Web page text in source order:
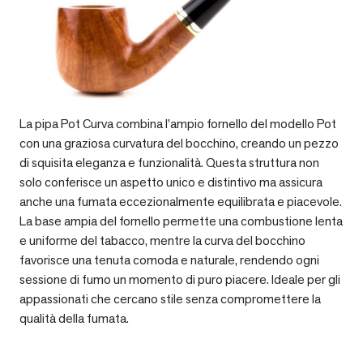
La pipa Pot Curva combina l’ampio fornello del modello Pot
con una graziosa curvatura del bocchino, creando un pezzo
di squisita eleganza e funzionalità. Questa struttura non
solo conferisce un aspetto unico e distintivo ma assicura
anche una fumata eccezionalmente equilibrata e piacevole.
La base ampia del fornello permette una combustione lenta
e uniforme del tabacco, mentre la curva del bocchino
favorisce una tenuta comoda e naturale, rendendo ogni
sessione di fumo un momento di puro piacere. Ideale per gli
appassionati che cercano stile senza compromettere la
qualità della fumata.